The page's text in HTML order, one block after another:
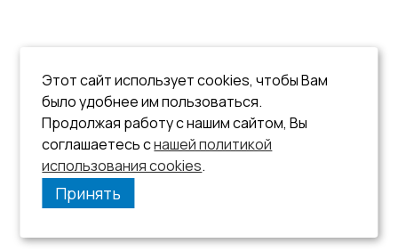
Этот сайт использует cookies, чтобы Вам
было удобнее им пользоваться.
Продолжая работу с нашим сайтом, Вы
соглашаетесь снашей политикой
использования cookies.
Принять